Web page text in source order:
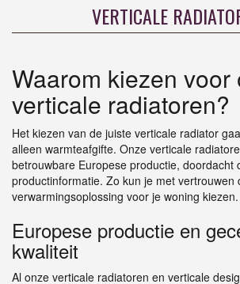
VERTICALE
Waarom kiezen voor
verticale radiatoren?
Het kiezen van de juiste verticale radiator
alleen warmteafgifte. Onze verticale
betrouwbare Europese productie, doordacht
productinformatie. Zo kun je met vertrouwen
verwarmingsoplossing voor je woning kiezen.
Europese productie en
kwaliteit
Al onze verticale radiatoren en verticale